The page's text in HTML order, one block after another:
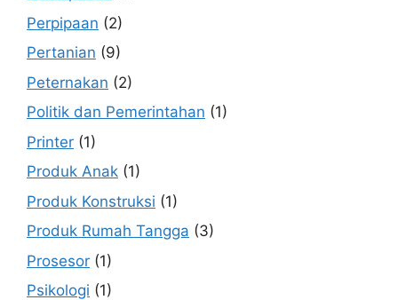
Perpipaan (2)
Pertanian (9)
Peternakan (2)
Politik dan Pemerintahan (1)
Printer (1)
Produk Anak (1)
Produk Konstruksi (1)
Produk Rumah Tangga (3)
Prosesor (1)
Psikologi (1)